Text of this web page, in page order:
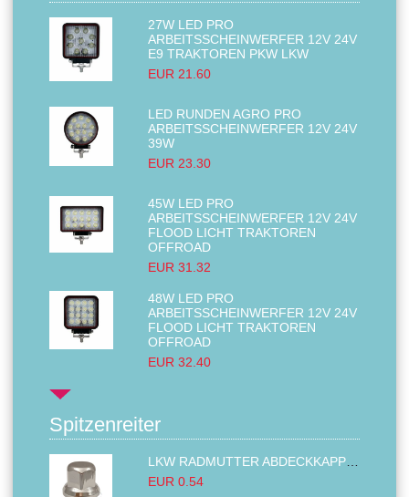
27W LED PRO
ARBEITSSCHEINWERFER 12V 24V
E9 TRAKTOREN PKW LKW
EUR 21.60
LED RUNDEN AGRO PRO
ARBEITSSCHEINWERFER 12V 24V
39W
EUR 23.30
45W LED PRO
ARBEITSSCHEINWERFER 12V 24V
FLOOD LICHT TRAKTOREN
OFFROAD
EUR 31.32
48W LED PRO
ARBEITSSCHEINWERFER 12V 24V
FLOOD LICHT TRAKTOREN
OFFROAD
EUR 32.40
Spitzenreiter
EUR 0.54